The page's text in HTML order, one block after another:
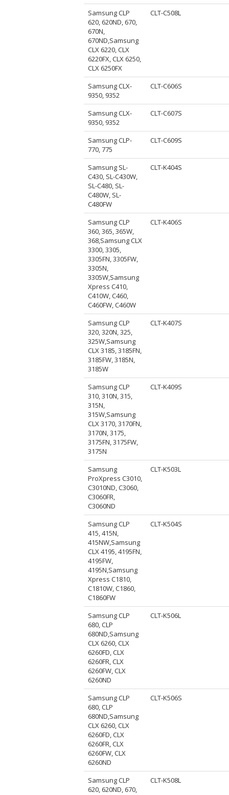
Samsung CLP
620, 620ND, 670,
670N,
670ND,Samsung
CLX 6220, CLX
6220FX, CLX 6250,
CLX 6250FX
CLT-C508L
Samsung CLX-
9350, 9352
CLT-C606S
Samsung CLX-
9350, 9352
CLT-C607S
Samsung CLP-
770, 775
CLT-C609S
Samsung SL-
C430, SL-C430W,
SL-C480, SL-
C480W, SL-
C480FW
CLT-K404S
Samsung CLP
360, 365, 365W,
368,Samsung CLX
3300, 3305,
3305FN, 3305FW,
3305N,
3305W,Samsung
Xpress C410,
C410W, C460,
C460FW, C460W
CLT-K406S
Samsung CLP
320, 320N, 325,
325W,Samsung
CLX 3185, 3185FN,
3185FW, 3185N,
3185W
CLT-K407S
Samsung CLP
310, 310N, 315,
315N,
315W,Samsung
CLX 3170, 3170FN,
3170N, 3175,
3175FN, 3175FW,
3175N
CLT-K409S
Samsung
ProXpress C3010,
C3010ND, C3060,
C3060FR,
C3060ND
CLT-K503L
Samsung CLP
415, 415N,
415NW,Samsung
CLX 4195, 4195FN,
4195FW,
4195N,Samsung
Xpress C1810,
C1810W, C1860,
C1860FW
CLT-K504S
Samsung CLP
680, CLP
680ND,Samsung
CLX 6260, CLX
6260FD, CLX
6260FR, CLX
6260FW, CLX
6260ND
CLT-K506L
Samsung CLP
680, CLP
680ND,Samsung
CLX 6260, CLX
6260FD, CLX
6260FR, CLX
6260FW, CLX
6260ND
CLT-K506S
Samsung CLP
620, 620ND, 670,
CLT-K508L